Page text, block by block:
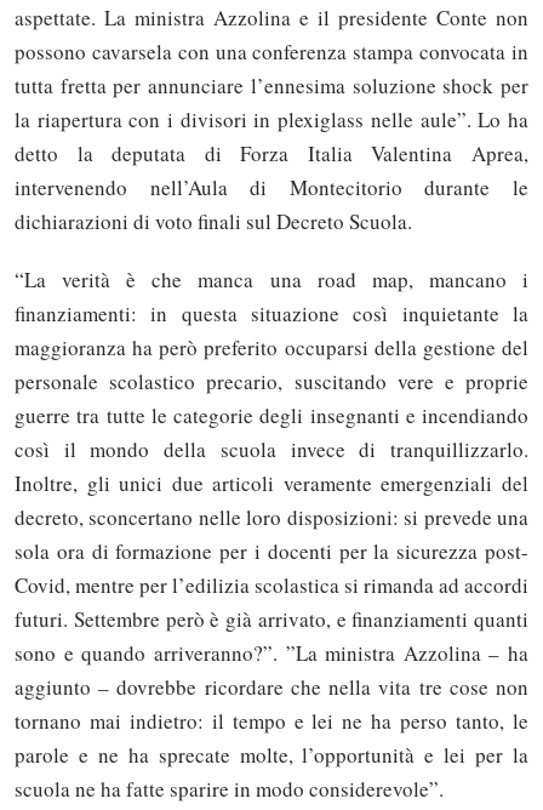
aspettate. La ministra Azzolina e il presidente Conte non
possono cavarsela con una conferenza stampa convocata in
tutta fretta per annunciare l’ennesima soluzione shock per
la riapertura con i divisori in plexiglass nelle aule”. Lo ha
detto la deputata di Forza Italia Valentina Aprea,
intervenendo nell’Aula di Montecitorio durante le
dichiarazioni di voto finali sul Decreto Scuola.
“La verità è che manca una road map, mancano i
finanziamenti: in questa situazione così inquietante la
maggioranza ha però preferito occuparsi della gestione del
personale scolastico precario, suscitando vere e proprie
guerre tra tutte le categorie degli insegnanti e incendiando
così il mondo della scuola invece di tranquillizzarlo.
Inoltre, gli unici due articoli veramente emergenziali del
decreto, sconcertano nelle loro disposizioni: si prevede una
sola ora di formazione per i docenti per la sicurezza post-
Covid, mentre per l’edilizia scolastica si rimanda ad accordi
futuri. Settembre però è già arrivato, e finanziamenti quanti
sono e quando arriveranno?”. ”La ministra Azzolina – ha
aggiunto – dovrebbe ricordare che nella vita tre cose non
tornano mai indietro: il tempo e lei ne ha perso tanto, le
parole e ne ha sprecate molte, l’opportunità e lei per la
scuola ne ha fatte sparire in modo considerevole”.